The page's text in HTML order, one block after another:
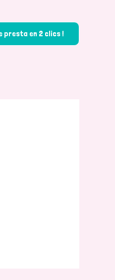
presta en 2 clics !